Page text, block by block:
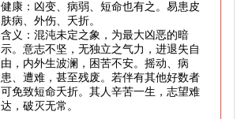
健康：凶变、病弱、短命也有之。易患皮
肤病、外伤、夭折。
含义：混沌未定之象，为最大凶恶的暗
示。意志不坚，无独立之气力，进退失自
由，内外生波澜，困苦不安。摇动、病
患、遭难，甚至残废。若伴有其他好数者
可免致短命夭折。其人辛苦一生，志望难
达，破灭无常。